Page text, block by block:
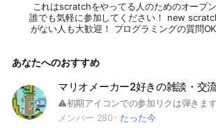
これはscratchをやってる人のためのオープ
誰でも気軽に参加してください！ new
がない人も大歓迎！ プログラミングの質問
用中！ Scratch関連のオプの中で一番自由で楽し
グラミング #雑談
あなたへのおすすめ
メンバー 280
たった今